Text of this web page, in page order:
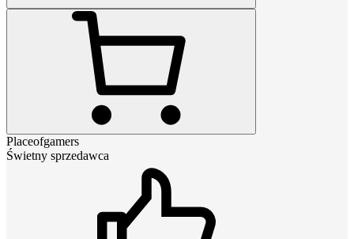
Placeofgamers
Świetny sprzedawca